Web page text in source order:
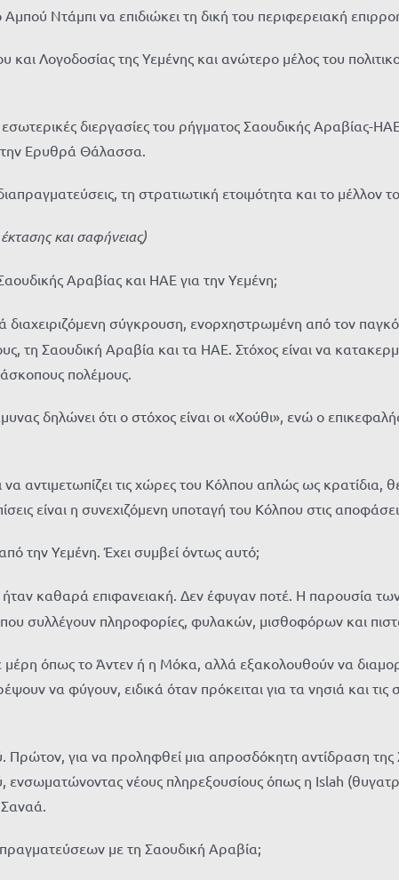
Ντάμπι να επιδιώκει τη δική του περιφερειακή
και Λογοδοσίας της Υεμένης και ανώτερο μέλος του
διεργασίες του ρήγματος Σαουδικής Αραβίας-
Ερυθρά Θάλασσα.
τη στρατιωτική ετοιμότητα και το μέλλον
και σαφήνειας)
Αραβίας και ΗΑΕ για την Υεμένη;
σύγκρουση, ενορχηστρωμένη από τον
τη Σαουδική Αραβία και τα ΗΑΕ. Στόχος είναι να
πολέμους.
δηλώνει ότι ο στόχος είναι οι «Χούθι», ενώ ο
αντιμετωπίζει τις χώρες του Κόλπου απλώς ως
είναι η συνεχιζόμενη υποταγή του Κόλπου στις
την Υεμένη. Έχει συμβεί όντως αυτό;
καθαρά επιφανειακή. Δεν έφυγαν ποτέ. Η παρουσία
συλλέγουν πληροφορίες, φυλακών, μισθοφόρων και
όπως το Άντεν ή η Μόκα, αλλά εξακολουθούν να
να φύγουν, ειδικά όταν πρόκειται για τα νησιά και τις
για να προληφθεί μια απροσδόκητη αντίδραση
νέους πληρεξουσίους όπως η Islah
με τη Σαουδική Αραβία;